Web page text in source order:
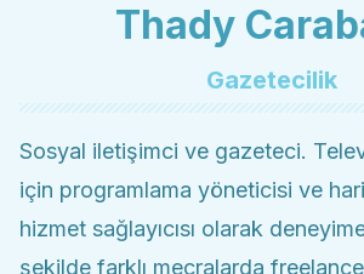
Thady
Gazetecilik
Sosyal iletişimci ve gazeteci.
için programlama yöneticisi ve
hizmet sağlayıcısı olarak
şekilde farklı mecralarda